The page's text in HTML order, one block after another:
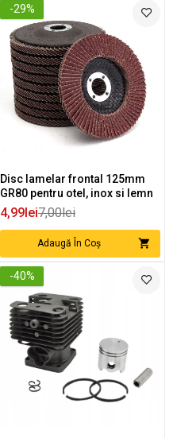
-29%
Disc lamelar frontal 125mm
GR80 pentru otel, inox si lemn
4,99lei7,00lei
Adaugă În Coș
-40%